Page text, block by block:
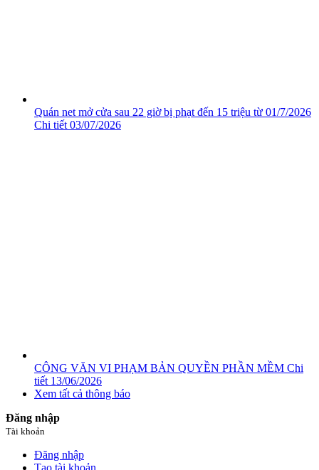
Quán net mở cửa sau 22 giờ bị phạt đến 15 triệu từ 01/7/2026
Chi tiết 03/07/2026
CÔNG VĂN VI PHẠM BẢN QUYỀN PHẦN MỀM Chi
tiết 13/06/2026
Xem tất cả thông báo
Đăng nhập
Tài khoản
Đăng nhập
Tạo tài khoản